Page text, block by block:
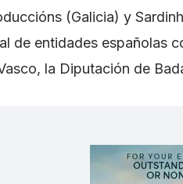
(Galicia) y
de entidades españolas
la Diputación de